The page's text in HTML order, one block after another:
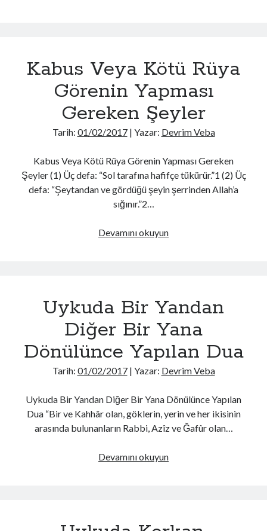
Kabus Veya Kötü Rüya
Görenin Yapması
Gereken Şeyler
Tarih: 01/02/2017| Yazar: Devrim Veba
Kabus Veya Kötü Rüya Görenin Yapması Gereken
Şeyler (1) Üç defa: “Sol tarafına hafifçe tükürür.”1 (2) Üç
defa: “Şeytandan ve gördüğü şeyin şerrinden Allah’a
sığınır.”2…
Devamını okuyunKabus
Yapması
Şeyler
Uykuda Bir Yandan
Diğer Bir Yana
Dönülünce Yapılan Dua
Tarih: 01/02/2017| Yazar: Devrim Veba
Uykuda Bir Yandan Diğer Bir Yana Dönülünce Yapılan
Dua “Bir ve Kahhâr olan, göklerin, yerin ve her ikisinin
arasında bulunanların Rabbi, Azîz ve Ğafûr olan…
Devamını okuyunUykuda
Yana